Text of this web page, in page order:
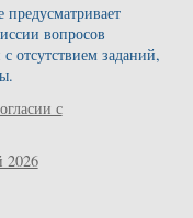
предусматривает
вопросов
отсутствием заданий,
с
2026